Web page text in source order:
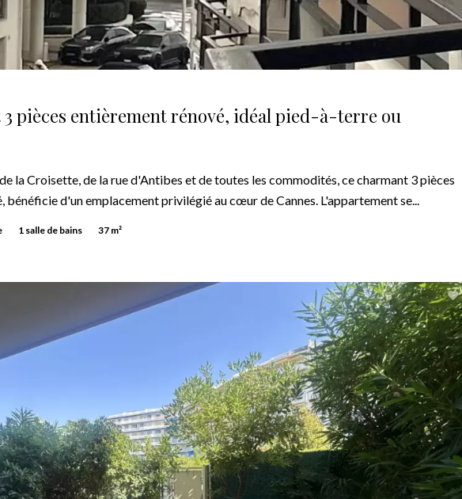
3 pièces entièrement rénové, idéal pied-à-terre ou
la Croisette, de la rue d'Antibes et de toutes les commodités, ce charmant 3 pièces
bénéficie d'un emplacement privilégié au cœur de Cannes. L'appartement se...
1 salle de bains 37 m²